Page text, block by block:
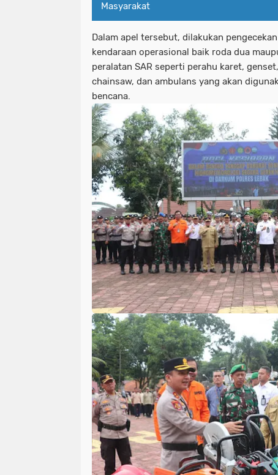
Masyarakat
Dalam apel tersebut, dilakukan
kendaraan operasional baik roda dua
peralatan SAR seperti perahu karet,
chainsaw, dan ambulans yang akan
bencana.